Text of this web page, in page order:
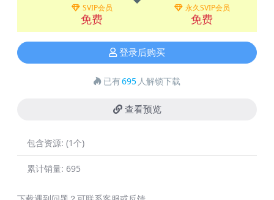
SVIP会员
免费
永久SVIP会员
免费
登录后购买
已有695 人解锁下载
查看预览
包含资源: (1个)
累计销量: 695